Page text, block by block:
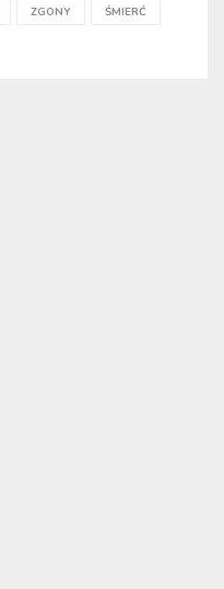
ZGONY ŚMIERĆ